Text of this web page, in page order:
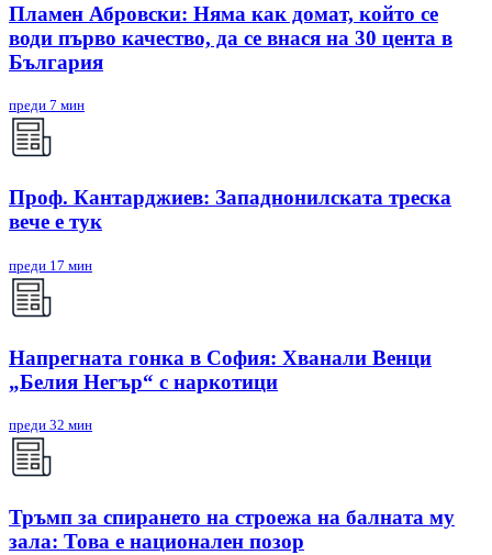
Пламен Абровски: Няма как домат, който се
води първо качество, да се внася на 30 цента в
България
преди 7 мин
Проф. Кантарджиев: Западнонилската треска
вече е тук
преди 17 мин
Напрегната гонка в София: Хванали Венци
„Белия Негър“ с наркотици
преди 32 мин
Тръмп за спирането на строежа на балната му
зала: Това е национален позор